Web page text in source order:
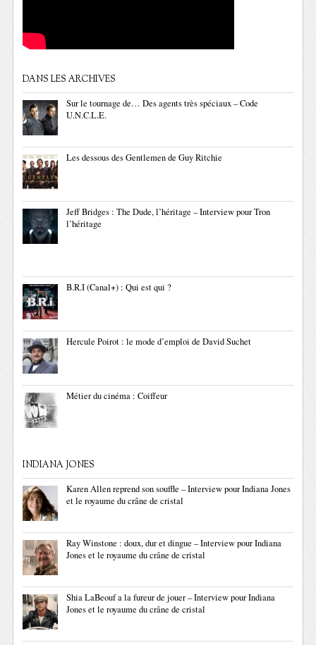
DANS LES ARCHIVES
Sur le tournage de… Des agents très spéciaux – Code
U.N.C.L.E.
Les dessous des Gentlemen de Guy Ritchie
Jeff Bridges : The Dude, l’héritage – Interview pour Tron
l’héritage
B.R.I (Canal+) : Qui est qui ?
Hercule Poirot : le mode d’emploi de David Suchet
Métier du cinéma : Coiffeur
INDIANA JONES
Karen Allen reprend son souffle – Interview pour Indiana Jones
et le royaume du crâne de cristal
Ray Winstone : doux, dur et dingue – Interview pour Indiana
Jones et le royaume du crâne de cristal
Shia LaBeouf a la fureur de jouer – Interview pour Indiana
Jones et le royaume du crâne de cristal